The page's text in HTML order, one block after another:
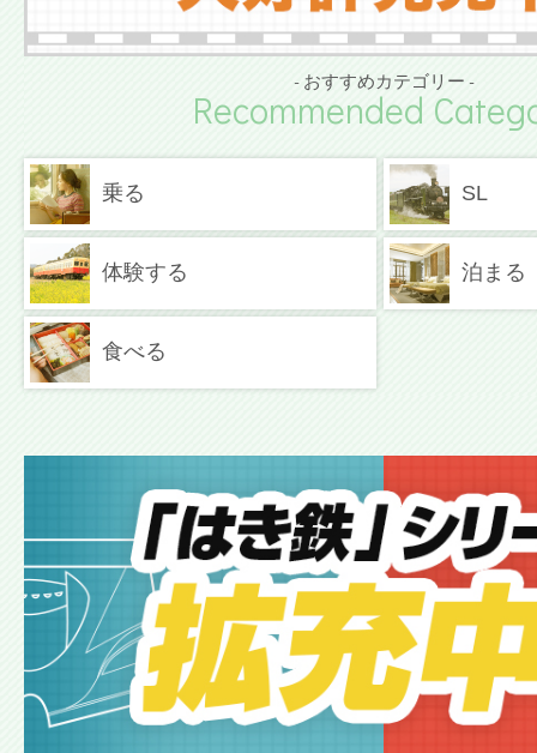
- おすすめカテゴリー -
Recommended
乗る SL
体験する 泊まる
食べる